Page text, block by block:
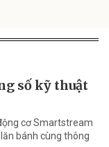
số kỹ thuật
cơ Smartstream
bánh cùng thông